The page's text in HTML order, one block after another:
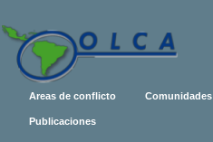
Areas de conflicto Comunidades
Publicaciones